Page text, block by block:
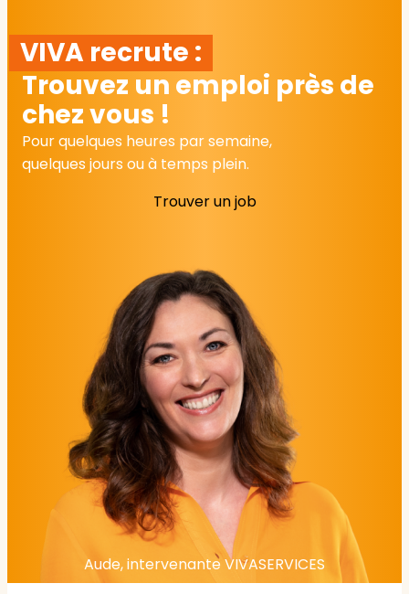
VIVA recrute :
Trouvez un emploi près de
chez vous !
Pour quelques heures par semaine,
quelques jours ou à temps plein.
Trouver un job
Aude, intervenante VIVASERVICES